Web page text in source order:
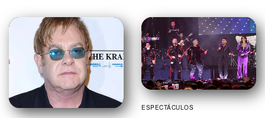
ESPECTÁCULOS